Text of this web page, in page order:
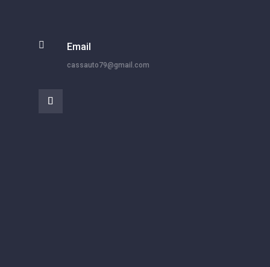
 Email
cassauto79@gmail.com